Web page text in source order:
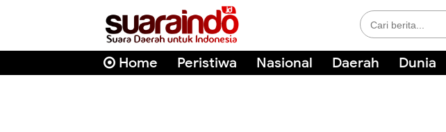
Home Peristiwa Nasional Daerah Dunia